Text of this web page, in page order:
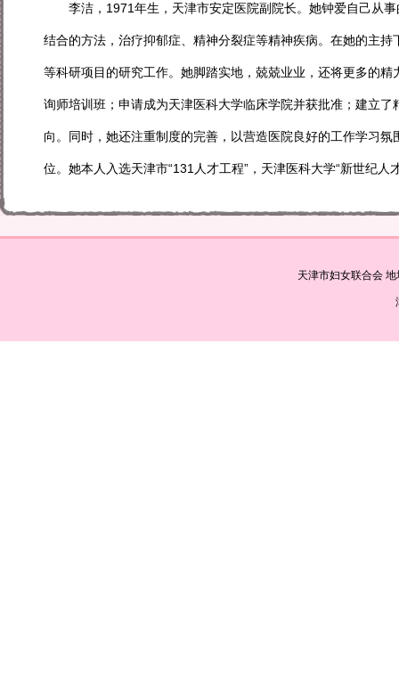
李洁，1971年生，天津市安定医院副院长。她钟爱自己从事
结合的方法，治疗抑郁症、精神分裂症等精神疾病。在她的主
等科研项目的研究工作。她脚踏实地，兢兢业业，还将更多的
询师培训班；申请成为天津医科大学临床学院并获批准；建立
向。同时，她还注重制度的完善，以营造医院良好的工作学习
位。她本人入选天津市“131人才工程”，天津医科大学“新世纪
天津市妇女联合会